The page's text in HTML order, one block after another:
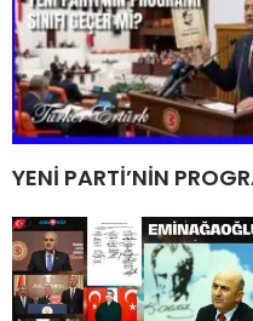
YENİ PARTİ’NİN